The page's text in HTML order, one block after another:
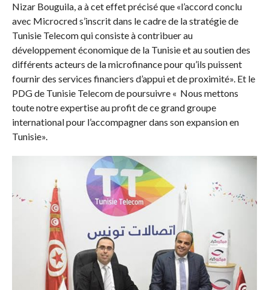
Nizar Bouguila, a à cet effet précisé que «l’accord conclu
avec Microcred s’inscrit dans le cadre de la stratégie de
Tunisie Telecom qui consiste à contribuer au
développement économique de la Tunisie et au soutien des
différents acteurs de la microfinance pour qu’ils puissent
fournir des services financiers d’appui et de proximité». Et le
PDG de Tunisie Telecom de poursuivre « Nous mettons
toute notre expertise au profit de ce grand groupe
international pour l’accompagner dans son expansion en
Tunisie».